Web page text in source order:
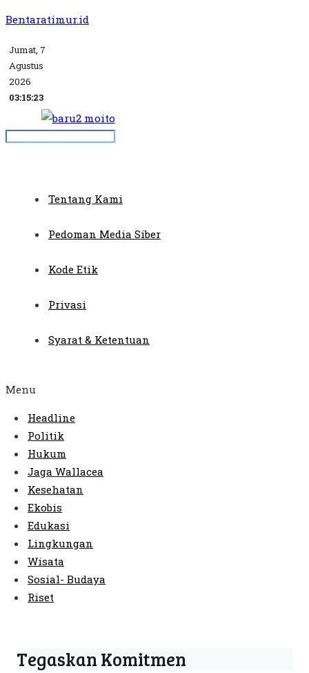
Bentaratimur.id
Jumat, 7
Agustus
2026
03:15:23
Tentang Kami
Pedoman Media Siber
Kode Etik
Privasi
Syarat & Ketentuan
Menu
Headline
Politik
Hukum
Jaga Wallacea
Kesehatan
Ekobis
Edukasi
Lingkungan
Wisata
Sosial- Budaya
Riset
Tegaskan Komitmen